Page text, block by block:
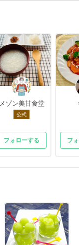
メゾン美甘食堂
公式
フォローする フ